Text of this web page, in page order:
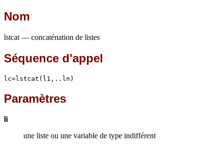
Nom
lstcat — concaténation de listes
Séquence d'appel
lc=lstcat(l1,..ln)
Paramètres
li
une liste ou une variable de type indifférent